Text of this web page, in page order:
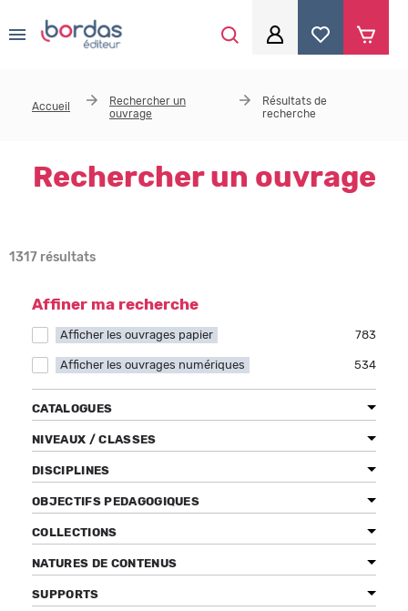
Je me connecte
Mot de passe ou identifiant oublié
Téléchargez des ressources gratuites
Recevez des informations sur nos nouveautés
Accueil
Rechercher un
ouvrage
Résultats de
recherche
Rechercher un ouvrage
1317 résultats
Affiner ma recherche
Afficher les ouvrages papier 783
Apply Afficher les ouvrages papier filter
Afficher les ouvrages numériques 534
Apply Afficher les ouvrages numériques filter
CATALOGUES
NIVEAUX / CLASSES
DISCIPLINES
OBJECTIFS PEDAGOGIQUES
COLLECTIONS
NATURES DE CONTENUS
SUPPORTS